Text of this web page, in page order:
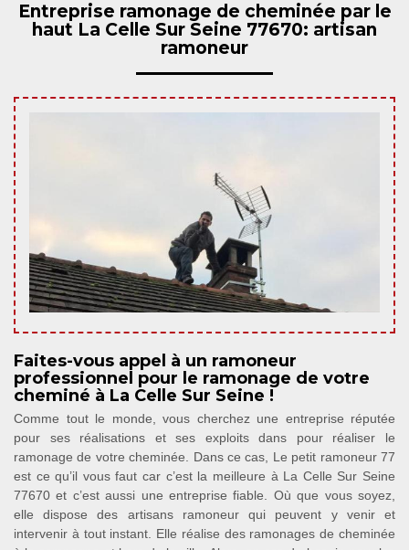
Entreprise ramonage de cheminée par le
haut La Celle Sur Seine 77670: artisan
ramoneur
Faites-vous appel à un ramoneur
professionnel pour le ramonage de votre
cheminé à La Celle Sur Seine !
Comme tout le monde, vous cherchez une entreprise réputée
pour ses réalisations et ses exploits dans pour réaliser le
ramonage de votre cheminée. Dans ce cas, Le petit ramoneur 77
est ce qu’il vous faut car c’est la meilleure à La Celle Sur Seine
77670 et c’est aussi une entreprise fiable. Où que vous soyez,
elle dispose des artisans ramoneur qui peuvent y venir et
intervenir à tout instant. Elle réalise des ramonages de cheminée